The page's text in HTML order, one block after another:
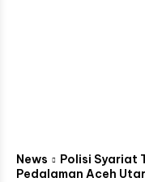
News
Polisi Syariat
Pedalaman Aceh